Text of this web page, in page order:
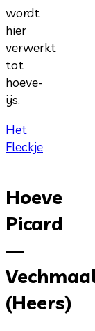
wordt
hier
verwerkt
tot
hoeve-
ijs.
Het
Fleckje
Hoeve
Picard
—
(Heers)